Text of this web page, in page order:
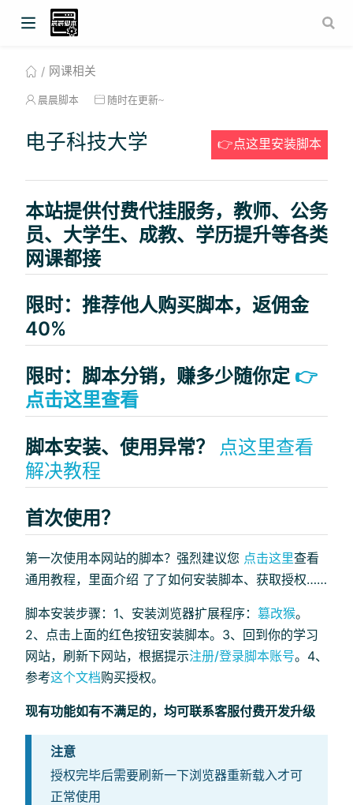
网课相关
晨晨脚本 随时在更新~
电子科技大学 👉点这里安装脚本
本站提供付费代挂服务，教师、公务
员、大学生、成教、学历提升等各类
网课都接
限时：推荐他人购买脚本，返佣金
40%
限时：脚本分销，赚多少随你定 👉
点击这里查看
脚本安装、使用异常？ 点这里查看
解决教程
首次使用？
第一次使用本网站的脚本？强烈建议您 点击这里查看
通用教程，里面介绍 了了如何安装脚本、获取授权……
脚本安装步骤：1、安装浏览器扩展程序： 篡改猴。
2、点击上面的红色按钮安装脚本。3、回到你的学习
网站，刷新下网站，根据提示注册/登录脚本账号。4、
参考这个文档购买授权。
现有功能如有不满足的，均可联系客服付费开发升级
注意
授权完毕后需要刷新一下浏览器重新载入才可
正常使用